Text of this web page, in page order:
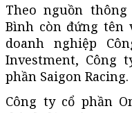
Theo nguồn
Bình còn đứng tên
doanh nghiệp
Investment, Công
phần Saigon Racing.
Công ty cổ phần